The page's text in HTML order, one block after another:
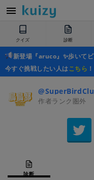
クイズ 診断
新登場『aruco』✨歩いて
今すぐ挑戦したい人はこちら ！
作者ランク圏外
診断